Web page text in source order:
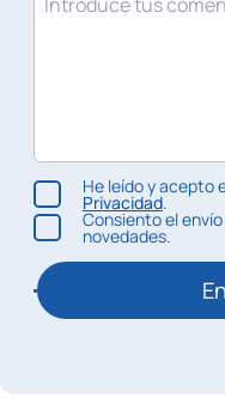
He leído y acepto
Privacidad.
Consiento el
novedades.